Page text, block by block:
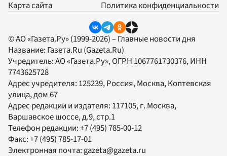
Карта сайта
Политика конфиденциальности
© АО «Газета.Ру» (1999-2026) – Главные новости дня
Название: Газета.Ru (Gazeta.Ru)
Учредитель:АО «Газета.Ру», ОГРН 1067761730376, ИНН
7743625728
Адрес учредителя: 125239, Россия, Москва, Коптевская
улица, дом 67
Адрес редакции и издателя: 117105, г. Москва,
Варшавское шоссе, д.9, стр.1
Телефон редакции:+7 (495) 785-00-12
Факс:+7 (495) 785-17-01
Электронная почта:gazeta@gazeta.ru